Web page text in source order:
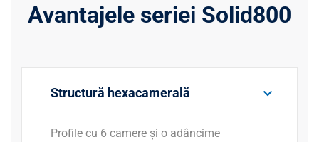
Avantajele seriei Solid800
Structură hexacamerală
Profile cu 6 camere și o adâncime